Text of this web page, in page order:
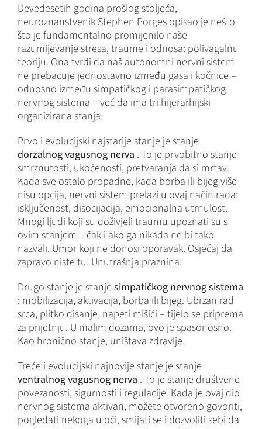
Devedesetih godina prošlog stoljeća,
neuroznanstvenik Stephen Porges opisao je nešto
što je fundamentalno promijenilo naše
razumijevanje stresa, traume i odnosa: polivagalnu
teoriju. Ona tvrdi da naš autonomni nervni sistem
ne prebacuje jednostavno između gasa i kočnice –
odnosno između simpatičkog i parasimpatičkog
nervnog sistema – već da ima tri hijerarhijski
organizirana stanja.
Prvo i evolucijski najstarije stanje je stanje
dorzalnog vagusnog nerva . To je prvobitno stanje
smrznutosti, ukočenosti, pretvaranja da si mrtav.
Kada sve ostalo propadne, kada borba ili bijeg više
nisu opcija, nervni sistem prelazi u ovaj način rada:
isključenost, disocijacija, emocionalna utrnulost.
Mnogi ljudi koji su doživjeli traumu upoznati su s
ovim stanjem – čak i ako ga nikada ne bi tako
nazvali. Umor koji ne donosi oporavak. Osjećaj da
zapravo niste tu. Unutrašnja praznina.
Drugo stanje je stanje simpatičkog nervnog sistema
: mobilizacija, aktivacija, borba ili bijeg. Ubrzan rad
srca, plitko disanje, napeti mišići – tijelo se priprema
za prijetnju. U malim dozama, ovo je spasonosno.
Kao hronično stanje, uništava zdravlje.
Treće i evolucijski najnovije stanje je stanje
ventralnog vagusnog nerva . To je stanje društvene
povezanosti, sigurnosti i regulacije. Kada je ovaj dio
nervnog sistema aktivan, možete otvoreno govoriti,
pogledati nekoga u oči, smijati se i dozvoliti sebi da